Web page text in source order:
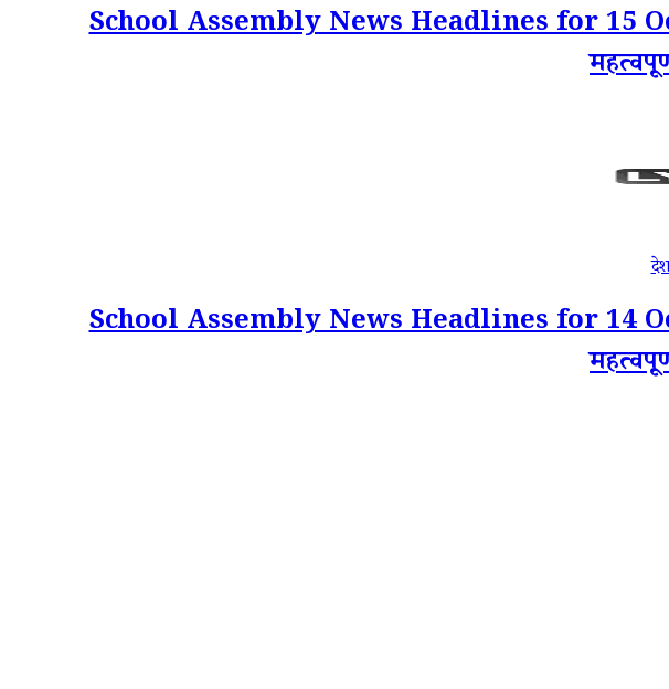
School Assembly News Headlines for 15
देश
School Assembly News Headlines for 14